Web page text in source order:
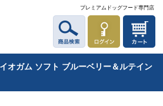
プレミアムドッグフード専門店
オガム ソフト ブルーベリー＆ルテイン